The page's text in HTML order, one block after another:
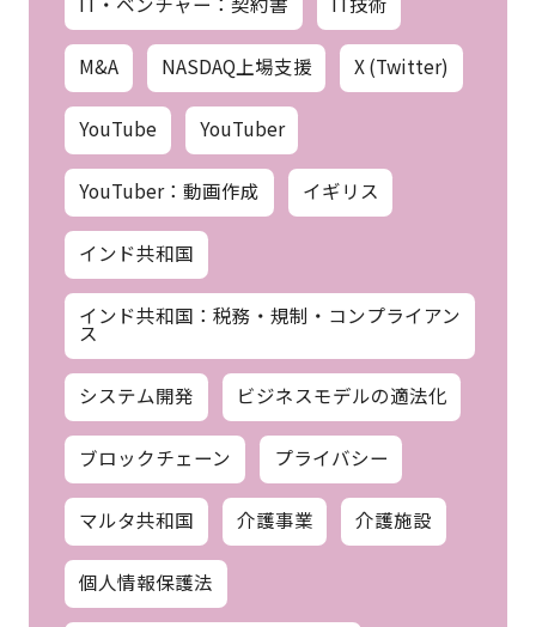
M&A NASDAQ上場支援 X (Twitter)
YouTube YouTuber
YouTuber：動画作成 イギリス
インド共和国
インド共和国：税務・規制・コンプライアン
ス
システム開発 ビジネスモデルの適法化
ブロックチェーン プライバシー
マルタ共和国 介護事業 介護施設
個人情報保護法